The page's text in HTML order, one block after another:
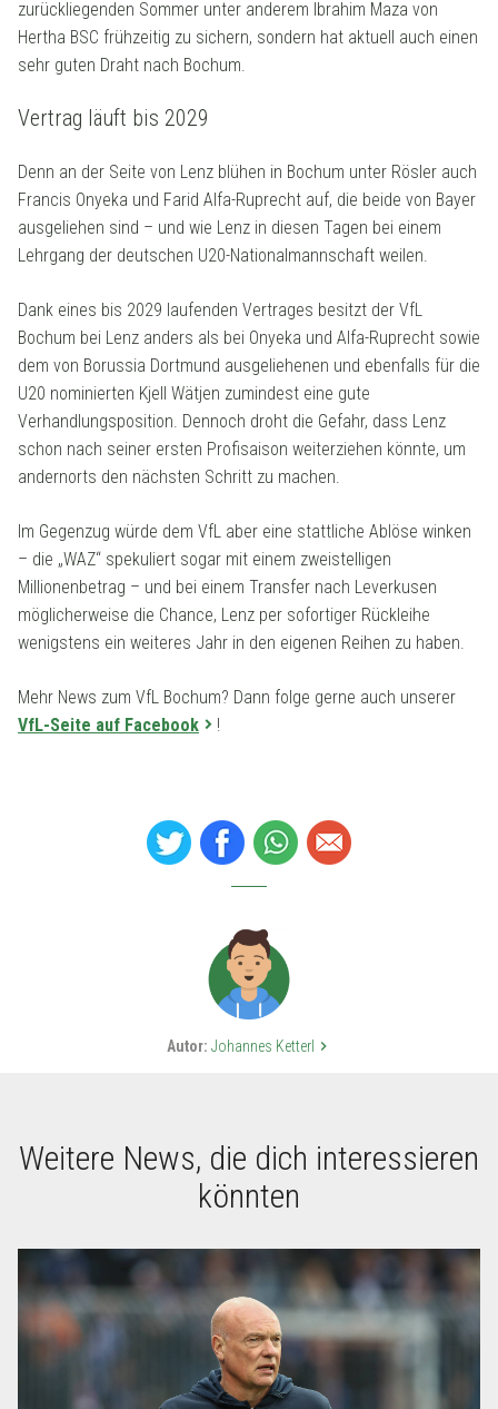
zurückliegenden Sommer unter anderem Ibrahim Maza von
Hertha BSC frühzeitig zu sichern, sondern hat aktuell auch einen
sehr guten Draht nach Bochum.
Vertrag läuft bis 2029
Denn an der Seite von Lenz blühen in Bochum unter Rösler auch
Francis Onyeka und Farid Alfa-Ruprecht auf, die beide von Bayer
ausgeliehen sind – und wie Lenz in diesen Tagen bei einem
Lehrgang der deutschen U20-Nationalmannschaft weilen.
Dank eines bis 2029 laufenden Vertrages besitzt der VfL
Bochum bei Lenz anders als bei Onyeka und Alfa-Ruprecht sowie
dem von Borussia Dortmund ausgeliehenen und ebenfalls für die
U20 nominierten Kjell Wätjen zumindest eine gute
Verhandlungsposition. Dennoch droht die Gefahr, dass Lenz
schon nach seiner ersten Profisaison weiterziehen könnte, um
andernorts den nächsten Schritt zu machen.
Im Gegenzug würde dem VfL aber eine stattliche Ablöse winken
– die „WAZ“ spekuliert sogar mit einem zweistelligen
Millionenbetrag – und bei einem Transfer nach Leverkusen
möglicherweise die Chance, Lenz per sofortiger Rückleihe
wenigstens ein weiteres Jahr in den eigenen Reihen zu haben.
Mehr News zum VfL Bochum? Dann folge gerne auch unserer
VfL-Seite auf Facebook
!
Autor: Johannes Ketterl keyboard_arrow_right
Weitere News, die dich interessieren
könnten